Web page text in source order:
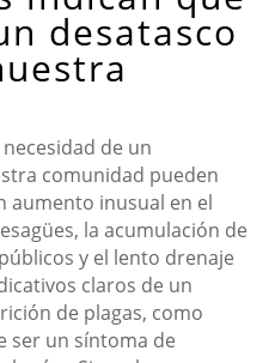
desatasco
de un
comunidad pueden
aumento inusual en el
la acumulación de
y el lento drenaje
claros de un
de plagas, como
ser un síntoma de